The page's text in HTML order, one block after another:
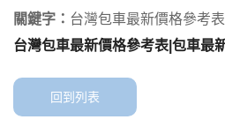
關鍵字： 台灣包車最新價格參考表
台灣包車最新價格參考表|包車最
回到列表